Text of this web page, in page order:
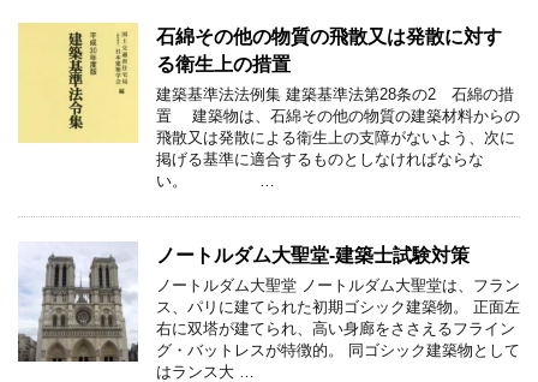
石綿その他の物質の飛散又は発散に対す
る衛生上の措置
建築基準法法例集 建築基準法第28条の2 石綿の措
置 建築物は、石綿その他の物質の建築材料からの
飛散又は発散による衛生上の支障がないよう、次に
掲げる基準に適合するものとしなければならな
い。 …
ノートルダム大聖堂-建築士試験対策
ノートルダム大聖堂 ノートルダム大聖堂は、フラン
ス、パリに建てられた初期ゴシック建築物。 正面左
右に双塔が建てられ、高い身廊をささえるフライン
グ・バットレスが特徴的。 同ゴシック建築物として
はランス大 …